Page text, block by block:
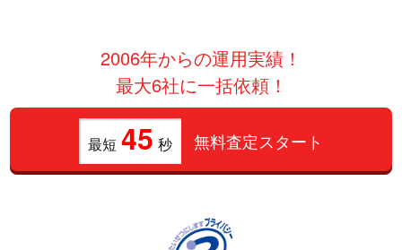
2006年からの運用実績！
最大6社に一括依頼！
最短 45 秒 無料査定スタート